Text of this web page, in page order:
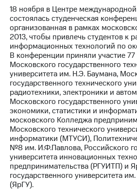
релизы
МТС
о технологиях
Достижения
Интервью
Финансовая
отчетность
Контакты
Новости
в
регионе
и акционерам
18 ноября в Центре
состоялась студенческая
организованная в рамках
2013, чтобы привлечь студентов к
информационных технологий по
В конференции приняли участие
Московского государственного
университета им. Н.Э. Баумана,
государственного технического
радиотехники, электроники и
Московского государственного
экономики, статистики и
московского Колледжа
Московского технического
информатики (МТУСИ),
№8 им. И.Ф.Павлова, Российского
университета инновационных
предпринимательства (РГУИТП) и
государственного университета
(ЯрГУ).